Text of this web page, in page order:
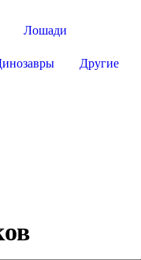
Лошади
Другие